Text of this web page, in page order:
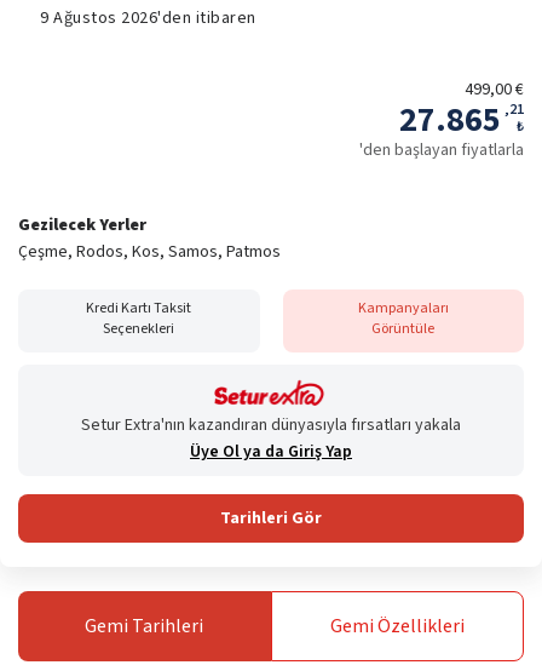
9 Ağustos 2026'den itibaren
499,00 €
27.865 ,21
₺
'den başlayan fiyatlarla
Gezilecek Yerler
Çeşme, Rodos, Kos, Samos, Patmos
Kredi Kartı Taksit
Seçenekleri
Kampanyaları
Görüntüle
Setur Extra'nın kazandıran dünyasıyla fırsatları yakala
Üye Ol ya da Giriş Yap
Tarihleri Gör
Gemi Tarihleri GemiÖzellikleri